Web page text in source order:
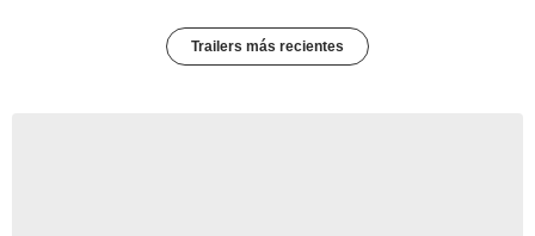
Trailers más recientes